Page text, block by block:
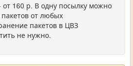
от 160 р. В одну посылку можно
от любых
пакетов в ЦВЗ
не нужно.